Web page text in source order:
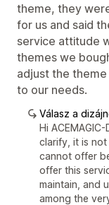
theme, they
for us and said
service attitude
themes we
adjust the
to our needs.
Válasz a
Hi
clarify, it is not
cannot offer
offer this
maintain, and
among the